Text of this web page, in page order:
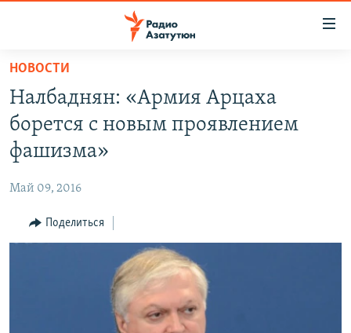
Перейти
основному
содержанию
Перейти
основной
Перейти
ГЛАВНАЯ
НОВОСТИ
ПОЛИТИКА
ЭКОНОМИКА
РЕГИОН
НАГОРНЫЙ КАРАБАХ
НОВОСТИ
Налбаднян: «Армия Арцаха
борется с новым проявлением
фашизма»
Май 09, 2016
Поделиться